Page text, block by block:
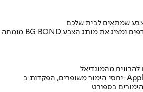
שמתאים לבית שלכם
מהמונדיאל
בספורט